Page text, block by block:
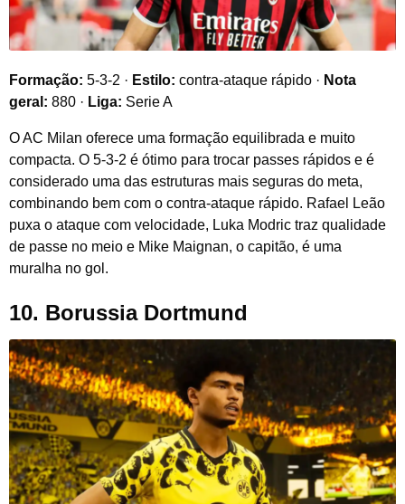
Formação: 5-3-2 · Estilo: contra-ataque rápido · Nota
geral: 880 · Liga: Serie A
O AC Milan oferece uma formação equilibrada e muito
compacta. O 5-3-2 é ótimo para trocar passes rápidos e é
considerado uma das estruturas mais seguras do meta,
combinando bem com o contra-ataque rápido. Rafael Leão
puxa o ataque com velocidade, Luka Modric traz qualidade
de passe no meio e Mike Maignan, o capitão, é uma
muralha no gol.
10. Borussia Dortmund